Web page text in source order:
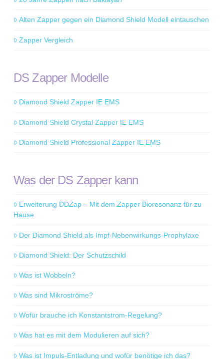
Alten Zapper gegen ein Diamond Shield Modell eintauschen
Zapper Vergleich
DS Zapper Modelle
Diamond Shield Zapper IE EMS
Diamond Shield Crystal Zapper IE EMS
Diamond Shield Professional Zapper IE EMS
Was der DS Zapper kann
Erweiterung DDZap – Mit dem Zapper Bioresonanz für zu
Hause
Der Diamond Shield als Impf-Nebenwirkungs-Prophylaxe
Diamond Shield: Der Schutzschild
Was ist Wobbeln?
Was sind Mikroströme?
Wofür brauche ich Konstantstrom-Regelung?
Was hat es mit dem Modulieren auf sich?
Was ist Impuls-Entladung und wofür benötige ich das?